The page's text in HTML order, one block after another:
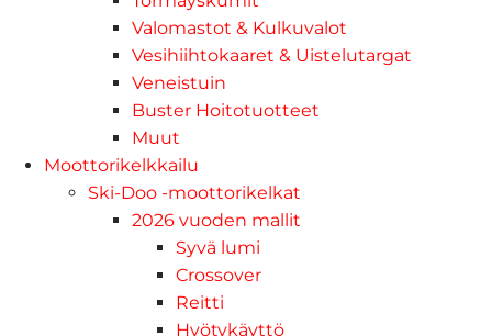
Valomastot & Kulkuvalot
Vesihiihtokaaret & Uistelutargat
Veneistuin
Buster Hoitotuotteet
Muut
Moottorikelkkailu
Ski-Doo -moottorikelkat
2026 vuoden mallit
Syvä lumi
Crossover
Reitti
Hyötykäyttö